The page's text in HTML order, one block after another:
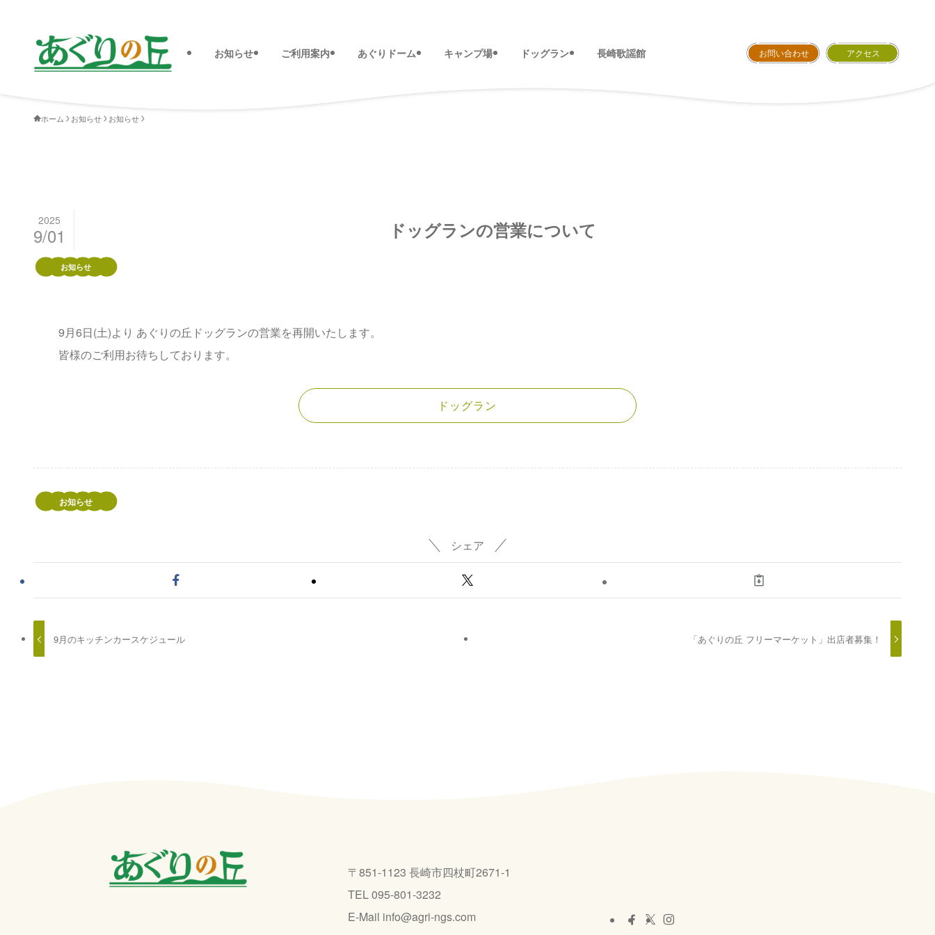
お知らせ ご利用案内 あぐりドーム キャンプ場 ドッグラン 長崎歌謡館 お問い合わせ アクセス
ホーム お知らせ お知らせ
ドッグランの営業について
2025
9/01
お知らせ
9月6日(土)より あぐりの丘ドッグランの営業を再開いたします。
皆様のご利用お待ちしております。
ドッグラン
お知らせ
シェア
9月のキッチンカースケジュール 「あぐりの丘 フリーマーケット」出店者募集！
〒851-1123 長崎市四杖町2671-1
TEL 095-801-3232
E-Mail info@agri-ngs.com